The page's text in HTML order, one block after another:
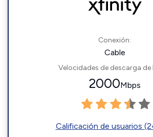
Conexión:
Cable
Velocidades de descarga de
2000Mbps
Calificación de usuarios